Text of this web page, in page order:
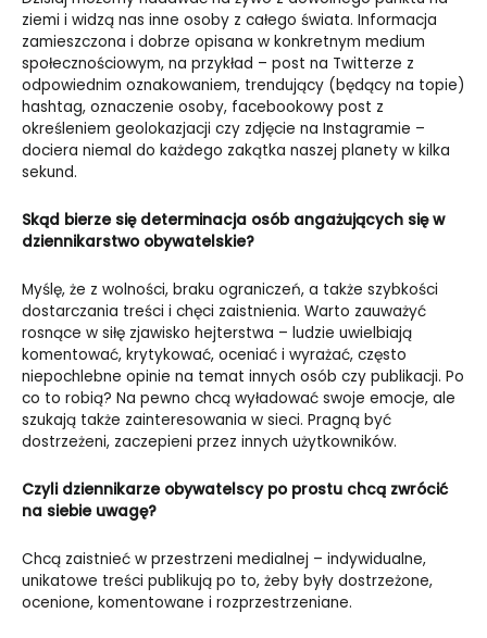
ziemi i widzą nas inne osoby z całego świata. Informacja
zamieszczona i dobrze opisana w konkretnym medium
społecznościowym, na przykład – post na Twitterze z
odpowiednim oznakowaniem, trendujący (będący na topie)
hashtag, oznaczenie osoby, facebookowy post z
określeniem geolokazjacji czy zdjęcie na Instagramie –
dociera niemal do każdego zakątka naszej planety w kilka
sekund.
Skąd bierze się determinacja osób angażujących się w
dziennikarstwo obywatelskie?
Myślę, że z wolności, braku ograniczeń, a także szybkości
dostarczania treści i chęci zaistnienia. Warto zauważyć
rosnące w siłę zjawisko hejterstwa – ludzie uwielbiają
komentować, krytykować, oceniać i wyrażać, często
niepochlebne opinie na temat innych osób czy publikacji. Po
co to robią? Na pewno chcą wyładować swoje emocje, ale
szukają także zainteresowania w sieci. Pragną być
dostrzeżeni, zaczepieni przez innych użytkowników.
Czyli dziennikarze obywatelscy po prostu chcą zwrócić
na siebie uwagę?
Chcą zaistnieć w przestrzeni medialnej – indywidualne,
unikatowe treści publikują po to, żeby były dostrzeżone,
ocenione, komentowane i rozprzestrzeniane.